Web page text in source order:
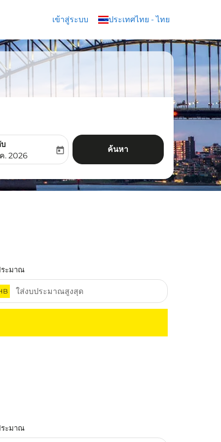
เข้าสู่ระบบ ประเทศไทย - ไทย
keyboard_arrow_down
labelreturn-date-aria-label
. 2026
today ค้นหา
ะมาณ
ะมาณ